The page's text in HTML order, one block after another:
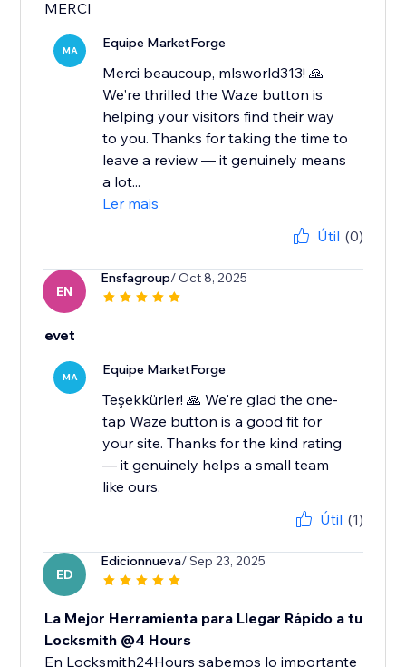
MERCI
MA Equipe MarketForge
Merci beaucoup, mlsworld313! 🙏
We're thrilled the Waze button is
helping your visitors find their way
to you. Thanks for taking the time to
leave a review — it genuinely means
a lot...
Ler mais
Útil (0)
EN
Ensfagroup/ Oct 8, 2025
evet
MA Equipe MarketForge
Teşekkürler! 🙏 We're glad the one-
tap Waze button is a good fit for
your site. Thanks for the kind rating
— it genuinely helps a small team
like ours.
Útil (1)
ED
Edicionnueva/ Sep 23, 2025
La Mejor Herramienta para Llegar Rápido a tu
Locksmith @4 Hours
En Locksmith24Hours sabemos lo importante